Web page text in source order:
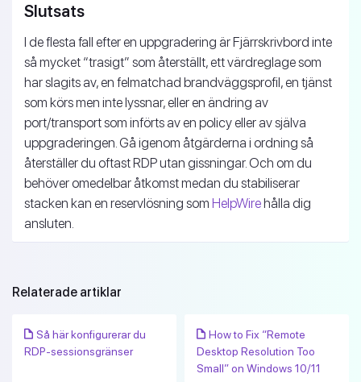
Slutsats
I de flesta fall efter en uppgradering är Fjärrskrivbord inte
så mycket “trasigt” som återställt, ett värdreglage som
har slagits av, en felmatchad brandväggsprofil, en tjänst
som körs men inte lyssnar, eller en ändring av
port/transport som införts av en policy eller av själva
uppgraderingen. Gå igenom åtgärderna i ordning så
återställer du oftast RDP utan gissningar. Och om du
behöver omedelbar åtkomst medan du stabiliserar
stacken kan en reservlösning som HelpWirehålla dig
ansluten.
Relaterade artiklar
Så här konfigurerar du
RDP-sessionsgränser
How to Fix “Remote
Desktop Resolution Too
Small” on Windows 10/11